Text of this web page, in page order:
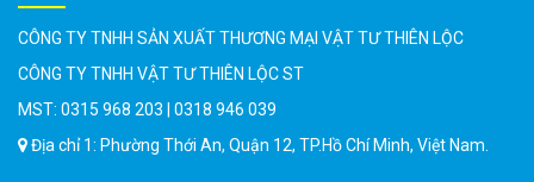
CÔNG TY TNHH SẢN XUẤT THƯƠNG MẠI VẬT TƯ THIÊN LỘC
CÔNG TY TNHH VẬT TƯ THIÊN LỘC ST
MST: 0315 968 203 | 0318 946 039
Địa chỉ 1: Phường Thới An, Quận 12, TP.Hồ Chí Minh, Việt Nam.